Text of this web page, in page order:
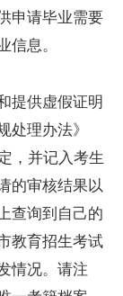
申请毕业需要
息。
提供虚假证明
理办法》
，并记入考生
的审核结果以
查询到自己的
教育招生考试
情况。请注